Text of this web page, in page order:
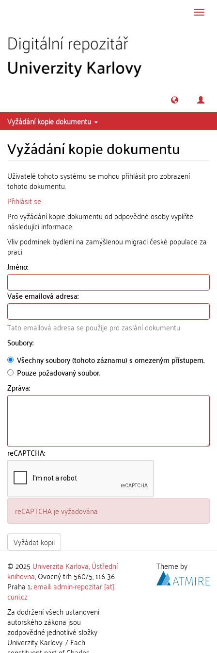
Vyžádání kopie dokumentu
Vyžádání kopie dokumentu
Uživatelé tohoto systému se mohou přihlásit pro zobrazení
tohoto dokumentu.
Přihlásit se
Pro vyžádání kopie dokumentu od odpovědné osoby vyplňte
následující informace.
Vliv podmínek bydlení na zamýšlenou migraci české populace za
prací
Jméno:
Vaše emailová adresa:
Tato emailová adresa se použije pro zaslání dokumentu
Soubory:
Všechny soubory (tohoto záznamu) s omezeným přístupem.
Pouze požadovaný soubor.
Zpráva:
reCAPTCHA:
reCAPTCHA je vyžadována
Vyžádat kopii
© 2025 Univerzita Karlova,Ústřední
knihovna, Ovocný trh 560/5, 116 36
Praha 1;email: admin-repozitar [at]
cuni.cz
Za dodržení všech ustanovení
autorského zákona jsou
zodpovědné jednotlivé složky
Univerzity Karlovy. / Each
Theme by